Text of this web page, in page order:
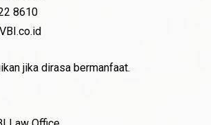
8610
jika dirasa bermanfaat.